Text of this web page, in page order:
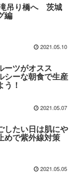
吊り橋へ 茨城
編
2021.05.10
ーツがオスス
ーな朝食で生産
！
2021.05.07
したい日は肌にや
めで紫外線対策
2021.05.05